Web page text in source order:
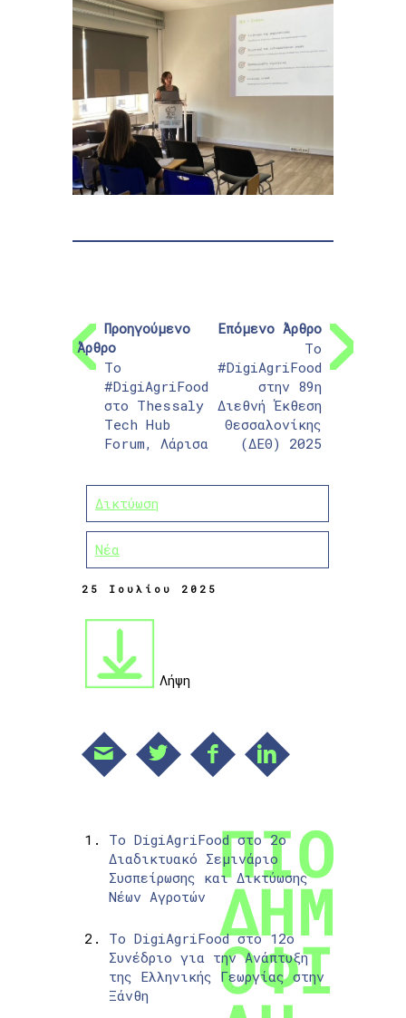
Προηγούμενο
Άρθρο
Το
#DigiAgriFood
στο Thessaly
Tech Hub
Forum, Λάρισα
Επόμενο Άρθρο
Το
#DigiAgriFood
στην 89η
Διεθνή Έκθεση
Θεσσαλονίκης
(ΔΕΘ) 2025
Δικτύωση
Νέα
25 Ιουλίου 2025
Λήψη
Το DigiAgriFood στο 2ο
Διαδικτυακό Σεμινάριο
Συσπείρωσης και Δικτύωσης
Νέων Αγροτών
Το DigiAgriFood στο 12ο
Συνέδριο για την Ανάπτυξη
της Ελληνικής Γεωργίας στην
Ξάνθη